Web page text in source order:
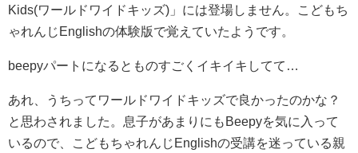
Kids(ワールドワイドキッズ)」には登場しません。こどもち
ゃれんじEnglishの体験版で覚えていたようです。
beepyパートになるとものすごくイキイキしてて…
あれ、うちってワールドワイドキッズで良かったのかな？
と思わされました。息子があまりにもBeepyを気に入って
いるので、こどもちゃれんじEnglishの受講を迷っている親